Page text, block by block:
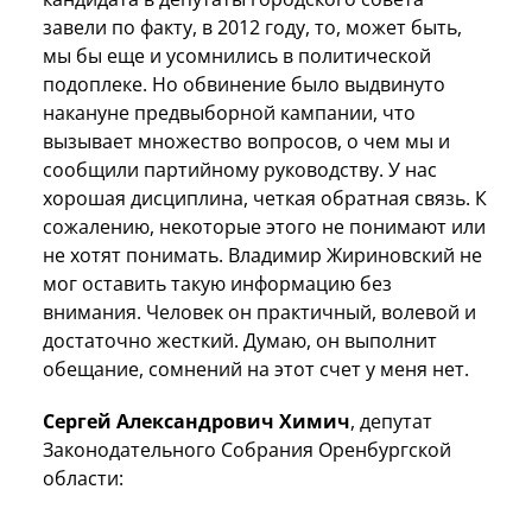
завели по факту, в 2012 году, то, может быть,
мы бы еще и усомнились в политической
подоплеке. Но обвинение было выдвинуто
накануне предвыборной кампании, что
вызывает множество вопросов, о чем мы и
сообщили партийному руководству. У нас
хорошая дисциплина, четкая обратная связь. К
сожалению, некоторые этого не понимают или
не хотят понимать. Владимир Жириновский не
мог оставить такую информацию без
внимания. Человек он практичный, волевой и
достаточно жесткий. Думаю, он выполнит
обещание, сомнений на этот счет у меня нет.
Сергей Александрович Химич, депутат
Законодательного Собрания Оренбургской
области: